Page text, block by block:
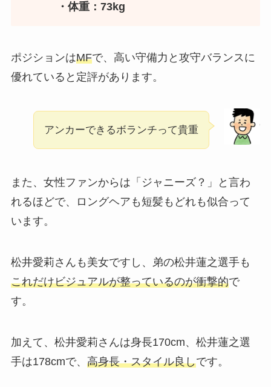
・体重：73kg
ポジションはMFで、高い守備力と攻守バランスに
優れていると定評があります。
アンカーできるボランチって貴重
また、女性ファンからは「ジャニーズ？」と言わ
れるほどで、ロングヘアも短髪もどれも似合って
います。
松井愛莉さんも美女ですし、弟の松井蓮之選手も
これだけビジュアルが整っているのが衝撃的で
す。
加えて、松井愛莉さんは身長170cm、松井蓮之選
手は178cmで、 高身長・スタイル良しです。